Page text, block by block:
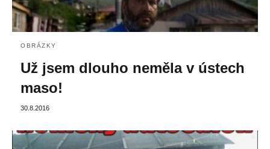
OBRÁZKY
Už jsem dlouho neměla v ústech
maso!
30.8.2016